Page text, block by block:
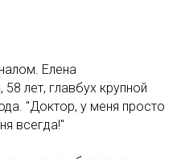
Елена
лет, главбух крупной
"Доктор, у меня просто
всегда!"